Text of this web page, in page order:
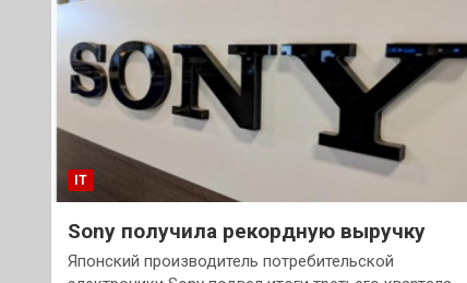
IT
Sony получила рекордную выручку
Японский производитель потребительской